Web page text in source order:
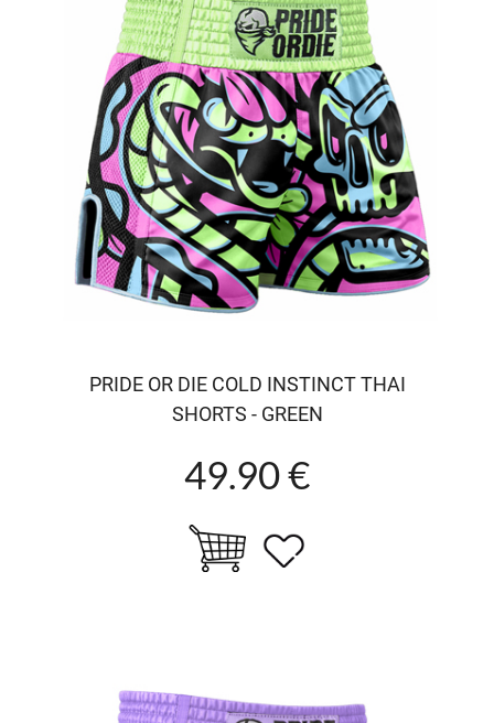
PRIDE OR DIE COLD INSTINCT THAI
SHORTS - GREEN
49.90 €